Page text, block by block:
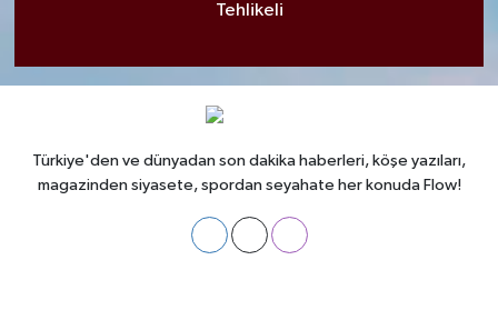
Tehlikeli
Türkiye'den ve dünyadan son dakika haberleri, köşe yazıları,
magazinden siyasete, spordan seyahate her konuda Flow!